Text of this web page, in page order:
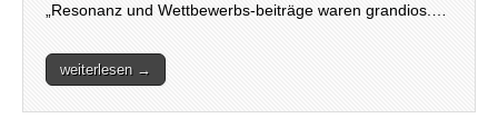
„Resonanz und Wettbewerbs-beiträge waren grandios.…
weiterlesen →